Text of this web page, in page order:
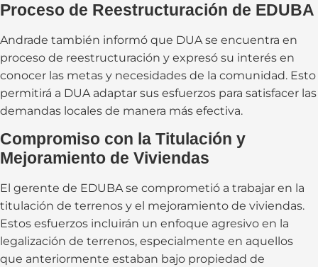
Proceso de Reestructuración de EDUBA
Andrade también informó que DUA se encuentra en
proceso de reestructuración y expresó su interés en
conocer las metas y necesidades de la comunidad. Esto
permitirá a DUA adaptar sus esfuerzos para satisfacer las
demandas locales de manera más efectiva.
Compromiso con la Titulación y
Mejoramiento de Viviendas
El gerente de EDUBA se comprometió a trabajar en la
titulación de terrenos y el mejoramiento de viviendas.
Estos esfuerzos incluirán un enfoque agresivo en la
legalización de terrenos, especialmente en aquellos
que anteriormente estaban bajo propiedad de